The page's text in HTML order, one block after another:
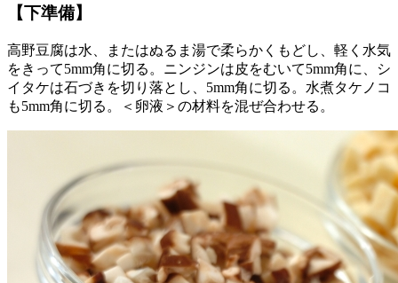
【下準備】
高野豆腐は水、またはぬるま湯で柔らかくもどし、軽く水気
をきって5mm角に切る。ニンジンは皮をむいて5mm角に、シ
イタケは石づきを切り落とし、5mm角に切る。水煮タケノコ
も5mm角に切る。＜卵液＞の材料を混ぜ合わせる。